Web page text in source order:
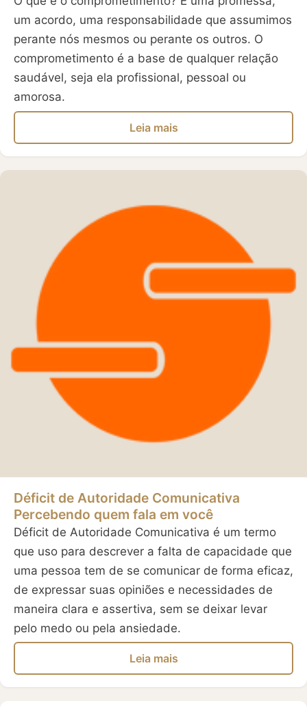
um acordo, uma responsabilidade que assumimos
perante nós mesmos ou perante os outros. O
comprometimento é a base de qualquer relação
saudável, seja ela profissional, pessoal ou
amorosa.
Leia mais
Déficit de Autoridade Comunicativa
Percebendo quem fala em você
Déficit de Autoridade Comunicativa é um termo
que uso para descrever a falta de capacidade que
uma pessoa tem de se comunicar de forma eficaz,
de expressar suas opiniões e necessidades de
maneira clara e assertiva, sem se deixar levar
pelo medo ou pela ansiedade.
Leia mais